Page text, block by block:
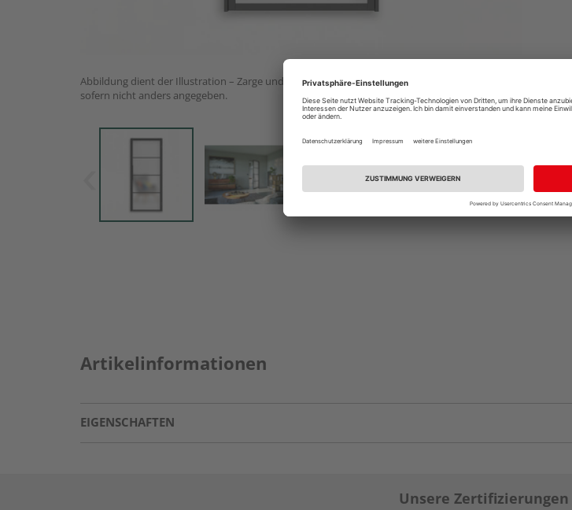
Abbildung dient der Illustration – Zarge und Beschlagset nicht im Lieferumfang enthalten,
sofern nicht anders angegeben.
Artikelinformationen
EIGENSCHAFTEN
Unsere